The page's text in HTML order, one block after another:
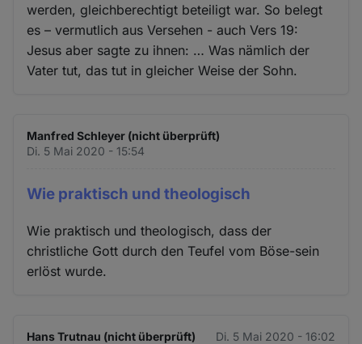
werden, gleichberechtigt beteiligt war. So belegt
es – vermutlich aus Versehen - auch Vers 19:
Jesus aber sagte zu ihnen: … Was nämlich der
Vater tut, das tut in gleicher Weise der Sohn.
Manfred Schleyer (nicht überprüft)
Di. 5 Mai 2020 - 15:54
Wie praktisch und theologisch
Wie praktisch und theologisch, dass der
christliche Gott durch den Teufel vom Böse-sein
erlöst wurde.
Hans Trutnau (nicht überprüft) Di. 5 Mai 2020 - 16:02